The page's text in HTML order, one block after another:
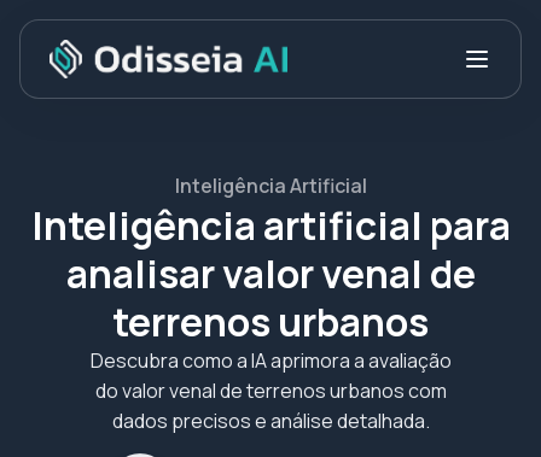
Inteligência Artificial
Inteligência artificial para
analisar valor venal de
terrenos urbanos
Descubra como a IA aprimora a avaliação
do valor venal de terrenos urbanos com
dados precisos e análise detalhada.